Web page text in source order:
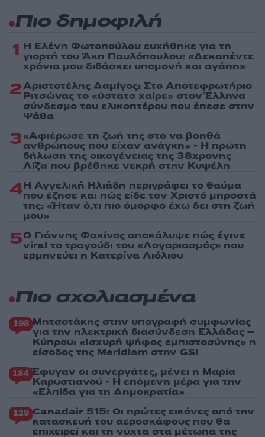
Πιο δημοφιλή
1 Η Ελένη Φωτοπούλου ευχήθηκε για τη
γιορτή του Άκη Παυλόπουλου: «Δεκαπέντε
χρόνια μου διδάσκει υπομονή και αγάπη»
2Αριστοτέλης Δαμίγος: Στο Αποτεφρωτήριο
Ριτσώνας το «ύστατο χαίρε» στον Έλληνα
σύνδεσμο του ελικοπτέρου που έπεσε στην
Ψάθα
3«Αφιέρωσε τη ζωή της στο να βοηθά
ανθρώπους που είχαν ανάγκη» - Η πρώτη
δήλωση της οικογένειας της 38χρονης
Λίζα που βρέθηκε νεκρή στην Κυψέλη
4Η Αγγελική Ηλιάδη περιγράφει το θαύμα
που έζησε και πώς είδε τον Χριστό μπροστά
της: «Ήταν ό,τι πιο όμορφο έχω δει στη ζωή
μου»
5Ο Γιάννης Φακίνος αποκάλυψε πώς έγινε
viral το τραγούδι του «Λογαριασμός» που
ερμηνεύει η Κατερίνα Λιόλιου
Πιο σχολιασμένα
198 Μητσοτάκης στην υπογραφή συμφωνίας
για την ηλεκτρική διασύνδεση Ελλάδας –
Κύπρου: «Ισχυρή ψήφος εμπιστοσύνης» η
είσοδος της Meridiam στην GSI
184 Έφυγαν οι συνεργάτες, μένει η Μαρία
Καρυστιανού - Η επόμενη μέρα για την
«Ελπίδα για τη Δημοκρατία»
129 Canadair 515: Οι πρώτες εικόνες από την
κατασκευή του αεροσκάφους που θα
επιχειρεί και τη νύχτα στα μέτωπα της